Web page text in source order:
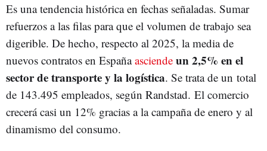
Es una tendencia histórica en fechas señaladas. Sumar
refuerzos a las filas para que el volumen de trabajo sea
digerible. De hecho, respecto al 2025, la media de
nuevos contratos en Españaasciende un 2,5% en el
sector de transporte y la logística. Se trata de un total
de 143.495 empleados, según Randstad. El comercio
crecerá casi un 12% gracias a la campaña de enero y al
dinamismo del consumo.